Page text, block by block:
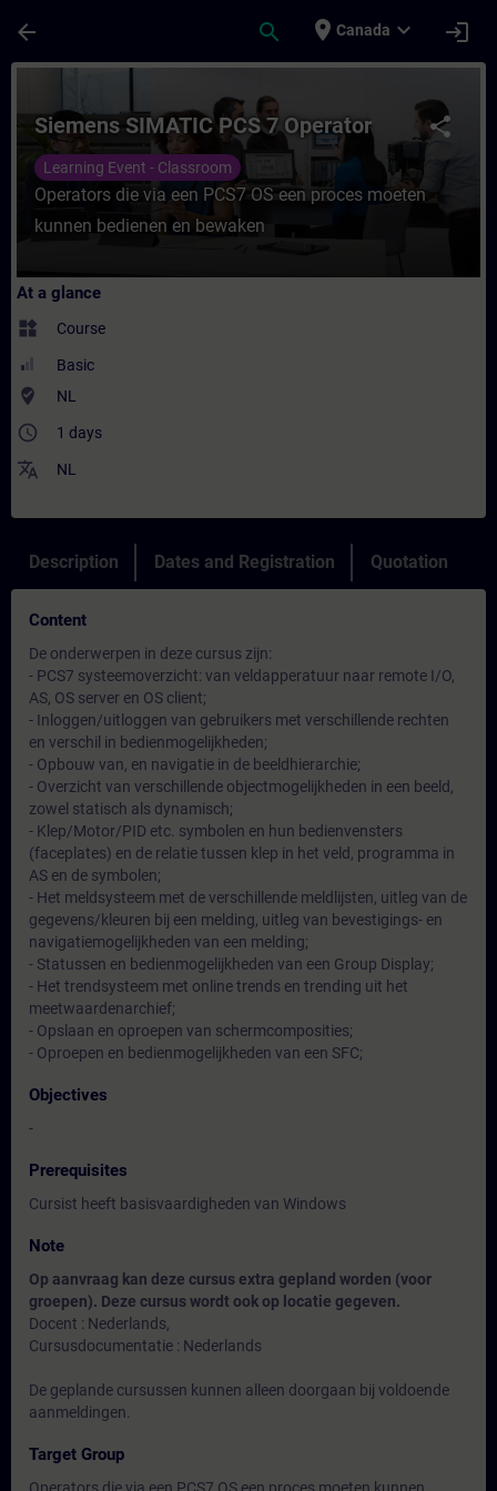
arrow_back search place Canada expand_more login
share
Siemens SIMATIC PCS 7 Operator
Learning Event - Classroom
Operators die via een PCS7 OS een proces moeten
kunnen bedienen en bewaken
At a glance
widgets Course
Basic
where_to_vote NL
access_time 1 days
translate NL
Description Dates and Registration Quotation
Content
De onderwerpen in deze cursus zijn:
- PCS7 systeemoverzicht: van veldapperatuur naar remote I/O,
AS, OS server en OS client;
- Inloggen/uitloggen van gebruikers met verschillende rechten
en verschil in bedienmogelijkheden;
- Opbouw van, en navigatie in de beeldhierarchie;
- Overzicht van verschillende objectmogelijkheden in een beeld,
zowel statisch als dynamisch;
- Klep/Motor/PID etc. symbolen en hun bedienvensters
(faceplates) en de relatie tussen klep in het veld, programma in
AS en de symbolen;
- Het meldsysteem met de verschillende meldlijsten, uitleg van de
gegevens/kleuren bij een melding, uitleg van bevestigings- en
navigatiemogelijkheden van een melding;
- Statussen en bedienmogelijkheden van een Group Display;
- Het trendsysteem met online trends en trending uit het
meetwaardenarchief;
- Opslaan en oproepen van schermcomposities;
- Oproepen en bedienmogelijkheden van een SFC;
Objectives
-
Prerequisites
Cursist heeft basisvaardigheden van Windows
Note
Op aanvraag kan deze cursus extra gepland worden (voor
groepen). Deze cursus wordt ook op locatie gegeven.
Docent : Nederlands,
Cursusdocumentatie : Nederlands
De geplande cursussen kunnen alleen doorgaan bij voldoende
aanmeldingen.
Target Group